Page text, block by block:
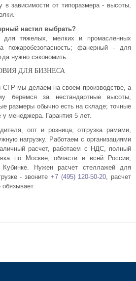
в зависимости от типоразмера - высоты,
настил выбрать?
для тяжелых, мелких и промасленных
пожаробезопасность; фанерный - для
нужно сэкономить.
ДЛЯ БИЗНЕСА
СГР мы делаем на своем производстве, а
беремся за нестандартные высоты,
размеры обычно есть на складе; точные
у менеджера. Гарантия 5 лет.
опт и розница, отгрузка рамами,
нагрузку. Работаем с организациями
расчет, работаем с НДС, полный
по Москве, области и всей России,
Нужен расчет стеллажей для
- звоните +7 (495) 120-50-20 , расчет